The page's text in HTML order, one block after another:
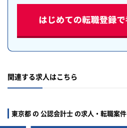
関連する求人はこちら
東京都 の 公認会計士 の求人・転職案件